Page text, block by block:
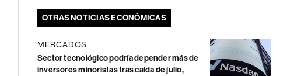
OTRAS NOTICIAS ECONÓMICAS
MERCADOS
Sector tecnológico podría depender más de
inversores minoristas tras caída de julio,